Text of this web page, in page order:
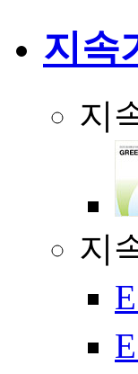
지속
지
지